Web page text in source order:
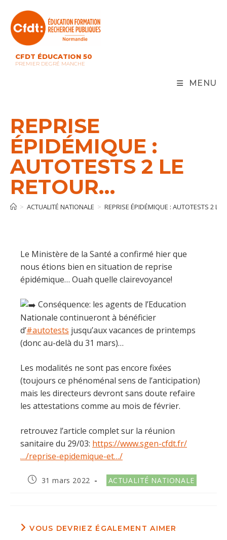
content
CFDT ÉDUCATION 50
PREMIER DEGRÉ MANCHE
MENU
REPRISE
ÉPIDÉMIQUE :
AUTOTESTS 2 LE
RETOUR…
> ACTUALITÉ NATIONALE > REPRISE ÉPIDÉMIQUE : AUTOTESTS 2 LE
Le Ministère de la Santé a confirmé hier que
nous étions bien en situation de reprise
épidémique… Ouah quelle clairevoyance!
Conséquence: les agents de l’Education
Nationale continueront à bénéficier
d’#autotests jusqu’aux vacances de printemps
(donc au-delà du 31 mars)…
Les modalités ne sont pas encore fixées
(toujours ce phénoménal sens de l’anticipation)
mais les directeurs devront sans doute refaire
les attestations comme au mois de février.
retrouvez l’article complet sur la réunion
sanitaire du 29/03: https://www.sgen-cfdt.fr/
…/reprise-epidemique-et…/
Publication
31 mars 2022
Post
category:
ACTUALITÉ NATIONALE
VOUS DEVRIEZ ÉGALEMENT AIMER